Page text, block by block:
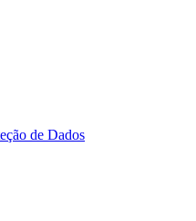
de Dados